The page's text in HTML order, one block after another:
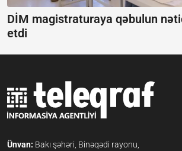
DİM magistraturaya qəbulun
etdi
Ünvan: Bakı şəhəri, Binəqədi rayonu,